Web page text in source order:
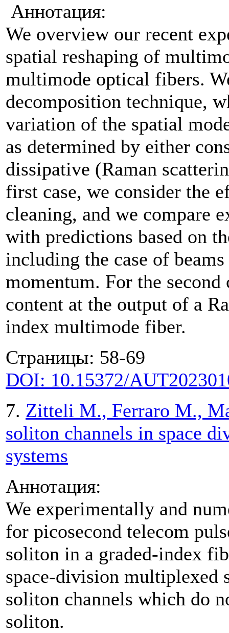
Аннотация:
We overview our recent
spatial reshaping of
multimode optical fibers.
decomposition technique,
variation of the spatial
as determined by either
dissipative (Raman
first case, we consider the
cleaning, and we compare
with predictions based on
including the case of
momentum. For the second
content at the output of a
index multimode fiber.
Страницы: 58-69
DOI: 10.15372/
7. Zitteli M., Ferraro M.,
soliton channels in space
systems
Аннотация:
We experimentally and
for picosecond telecom
soliton in a graded-index
space-division multiplexed
soliton channels which do
soliton.